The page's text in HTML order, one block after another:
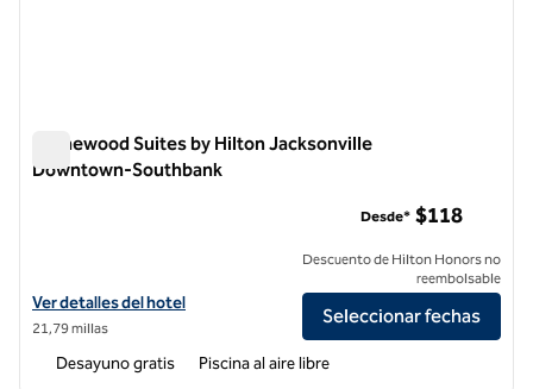
Homewood Suites by Hilton Jacksonville
Downtown-Southbank
Ver detalles del hotel Homewood Suites by Hilton Jacksonville
Ver detalles del hotel
21,79 millas
Desde* $118
Descuento de Hilton Honors no
reembolsable
Seleccionar fechas
Desayuno gratis Piscina al aire libre